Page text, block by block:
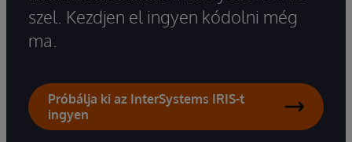
szel. Kezdjen el ingyen kódolni még
ma.
Próbálja ki az InterSystems IRIS-t
ingyen